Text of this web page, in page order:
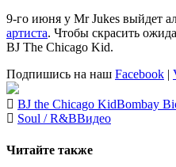
9-го июня у Mr Jukes выйдет
артиста. Чтобы скрасить
BJ The Chicago Kid.
Подпишись на наш Facebook |
BJ the Chicago KidBombay
Soul / R&BВидео
Читайте также